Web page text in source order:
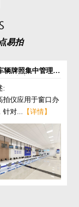
易拍
辆牌照集中管理解
:
拍仪应用于窗口办
针对... 【详情】